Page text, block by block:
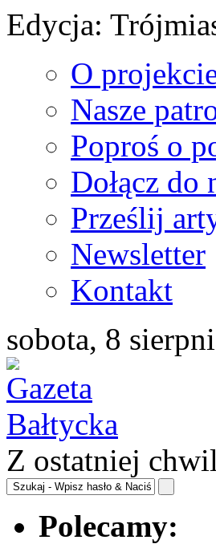
Edycja:
O
Nasze
Poproś o
Dołącz do
Prześlij
Newsletter
Kontakt
sobota, 8
Z ostatniej
Polecamy: